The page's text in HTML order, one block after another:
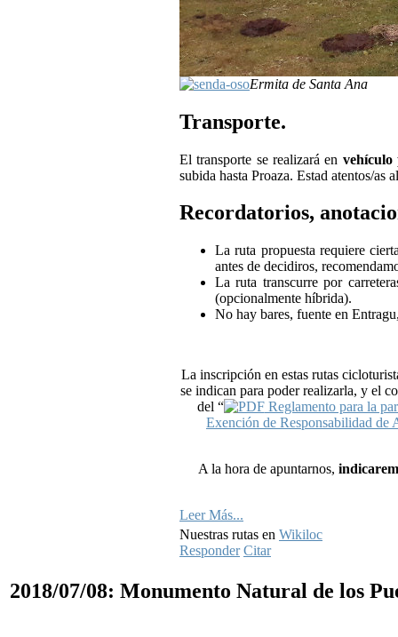
Ermita de Santa Ana
Transporte.
El transporte se realizará en vehículo
subida hasta Proaza. Estad atentos/as
Recordatorios,
La ruta propuesta requiere
antes de decidiros,
La ruta transcurre por
(opcionalmente híbrida).
No hay bares, fuente en
La inscripción en estas rutas
se indican para poder realizarla, y el
del “
Reglamento para la
Exención de Responsabilidad de
A la hora de apuntarnos,
Leer Más...
Nuestras rutas en Wikiloc
Responder Citar
2018/07/08: Monumento Natural de los